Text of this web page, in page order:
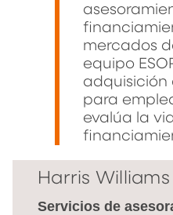
mercados
equipo
adquisición
para
evalúa la
Harris Williams
Servicios de